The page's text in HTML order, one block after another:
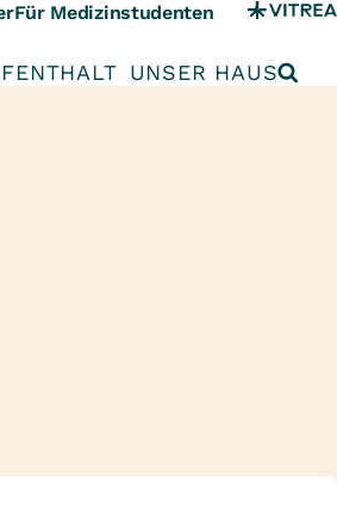
Für Medizinstudenten
UNSER HAUS